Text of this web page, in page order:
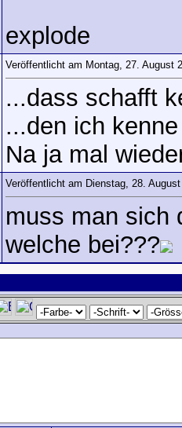
explode
Veröffentlicht am Montag, 27.
...dass schafft
...den ich
Na ja mal
Veröffentlicht am Dienstag, 28.
muss man sich
welche bei???